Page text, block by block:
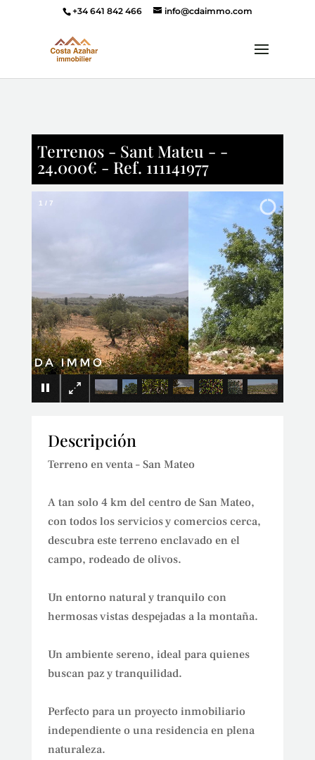
+34 641 842 466 info@cdaimmo.com
Terrenos - Sant Mateu - -
24.000€ - Ref. 111141977
×
2 / 7
Descripción
Terreno en venta – San Mateo
A tan solo 4 km del centro de San Mateo,
con todos los servicios y comercios cerca,
descubra este terreno enclavado en el
campo, rodeado de olivos.
Un entorno natural y tranquilo con
hermosas vistas despejadas a la montaña.
Un ambiente sereno, ideal para quienes
buscan paz y tranquilidad.
Perfecto para un proyecto inmobiliario
independiente o una residencia en plena
naturaleza.